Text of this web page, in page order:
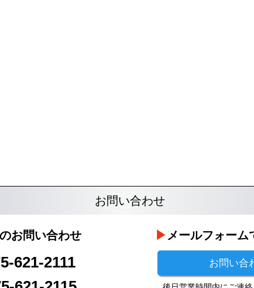
お問い合わせ
お問い合わせ
621-2111
メールフォーム
お問い合